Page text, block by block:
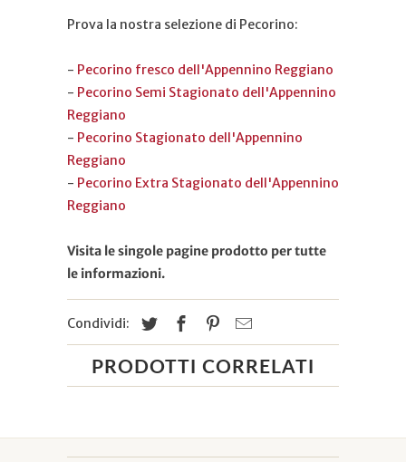
Prova la nostra selezione di Pecorino:
- Pecorino fresco dell'Appennino Reggiano
- Pecorino Semi Stagionato dell'Appennino
Reggiano
- Pecorino Stagionato dell'Appennino
Reggiano
- Pecorino Extra Stagionato dell'Appennino
Reggiano
Visita le singole pagine prodotto per tutte
le informazioni.
Condividi:
PRODOTTI CORRELATI